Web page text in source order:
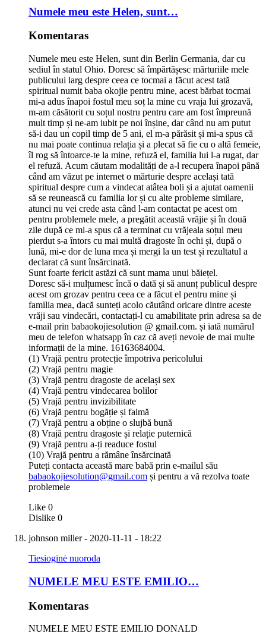
Numele meu este Helen, sunt…
Komentaras
Numele meu este Helen, sunt din Berlin Germania, dar cu
sediul în statul Ohio. Doresc să împărtășesc mărturiile mele
publicului larg despre ceea ce tocmai a făcut acest tată
spiritual numit baba okojie pentru mine, acest bărbat tocmai
mi-a adus înapoi fostul meu soț la mine cu vraja lui grozavă,
m-am căsătorit cu soțul nostru pentru care am fost împreună
mult timp și ne-am iubit pe noi înșine, dar când nu am putut
să-i dau un copil timp de 5 ani, el m-a părăsit și mi-a spus că
nu mai poate continua relația și a plecat să fie cu o altă femeie,
îl rog să întoarce-te la mine, refuză el, familia lui l-a rugat, dar
el refuză. Acum căutam modalități de a-l recupera înapoi până
când am văzut pe internet o mărturie despre același tată
spiritual despre cum a vindecat atâtea boli și a ajutat oamenii
să se reunească cu familia lor și cu alte probleme similare,
atunci nu vei crede asta când l-am contactat pe acest om
pentru problemele mele, a pregătit această vrăjie și în două
zile după ce mi-a spus că a terminat cu vrăjeala soțul meu
pierdut s-a întors cu mai multă dragoste în ochi și, după o
lună, mi-e dor de luna mea și mergi la un test și rezultatul a
declarat că sunt însărcinată.
Sunt foarte fericit astăzi că sunt mama unui băiețel.
Doresc să-i mulțumesc încă o dată și să anunț publicul despre
acest om grozav pentru ceea ce a făcut el pentru mine și
familia mea, dacă sunteți acolo căutând oricare dintre aceste
vrăji sau vindecări, contactați-l cu amabilitate prin adresa sa de
e-mail prin babaokojiesolution @ gmail.com. și iată numărul
meu de telefon whatsapp în caz că aveți nevoie de mai multe
informații de la mine. 16163684004.
(1) Vrajă pentru protecție împotriva pericolului
(2) Vrajă pentru magie
(3) Vrajă pentru dragoste de același sex
(4) Vrajă pentru vindecarea bolilor
(5) Vrajă pentru invizibilitate
(6) Vrajă pentru bogăție și faimă
(7) Vrajă pentru a obține o slujbă bună
(8) Vrajă pentru dragoste și relație puternică
(9) Vrajă pentru a-ți readuce fostul
(10) Vrajă pentru a rămâne însărcinată
Puteți contacta această mare babă prin e-mailul său
babaokojiesolution@gmail.com și pentru a vă rezolva toate
problemele
Like 0
Dislike 0
johnson miller- 2020-11-11 - 18:22
Tiesioginė nuoroda
NUMELE MEU ESTE EMILIO…
Komentaras
NUMELE MEU ESTE EMILIO DONALD